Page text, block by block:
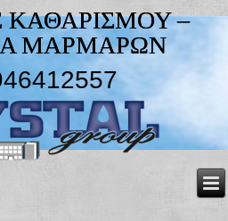
ΚΑΘΑΡΙΣΜΟΥ –
ΜΑΡΜΑΡΩΝ